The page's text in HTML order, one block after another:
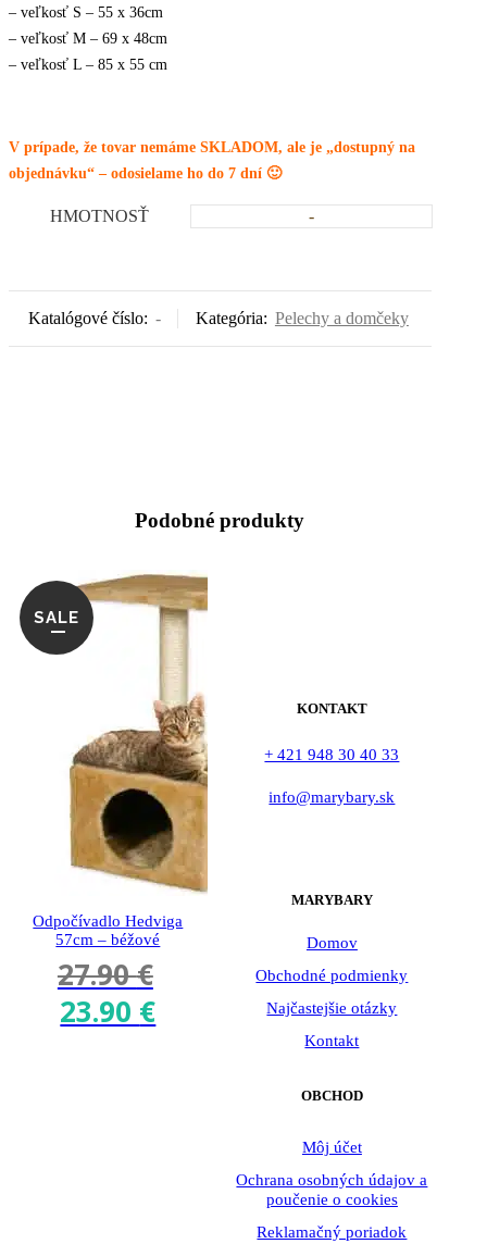
– veľkosť S – 55 x 36cm
– veľkosť M – 69 x 48cm
– veľkosť L – 85 x 55 cm
V prípade, že tovar nemáme SKLADOM, ale je „dostupný na
objednávku“ – odosielame ho do 7 dní 🙂
HMOTNOSŤ -
Katalógové číslo: - Kategória: Pelechy a domčeky
Podobné produkty
SALE
Odpočívadlo Hedviga
57cm – béžové
27.90€
Original
23.90 €Current
KONTAKT
+ 421 948 30 40 33
info@marybary.sk
MARYBARY
Domov
Obchodné podmienky
Najčastejšie otázky
Kontakt
OBCHOD
Môj účet
Ochrana osobných údajov a
poučenie o cookies
Reklamačný poriadok